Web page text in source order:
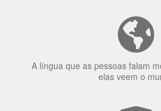
A língua que as pessoas falam
elas veem o